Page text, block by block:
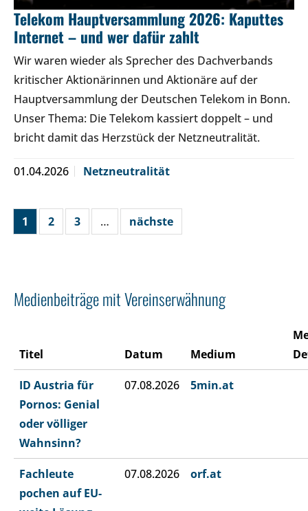
Telekom Hauptversammlung 2026: Kaputtes
Internet – und wer dafür zahlt
Wir waren wieder als Sprecher des Dachverbands
kritischer Aktionärinnen und Aktionäre auf der
Hauptversammlung der Deutschen Telekom in Bonn.
Unser Thema: Die Telekom kassiert doppelt – und
bricht damit das Herzstück der Netzneutralität.
01.04.2026 Netzneutralität
1 2 3 … nächste
Medienbeiträge mit Vereinserwähnung
Titel Datum Medium
ID Austria für
Pornos: Genial
oder völliger
Wahnsinn?
07.08.2026 5min.at
Fachleute
pochen auf EU-
07.08.2026 orf.at